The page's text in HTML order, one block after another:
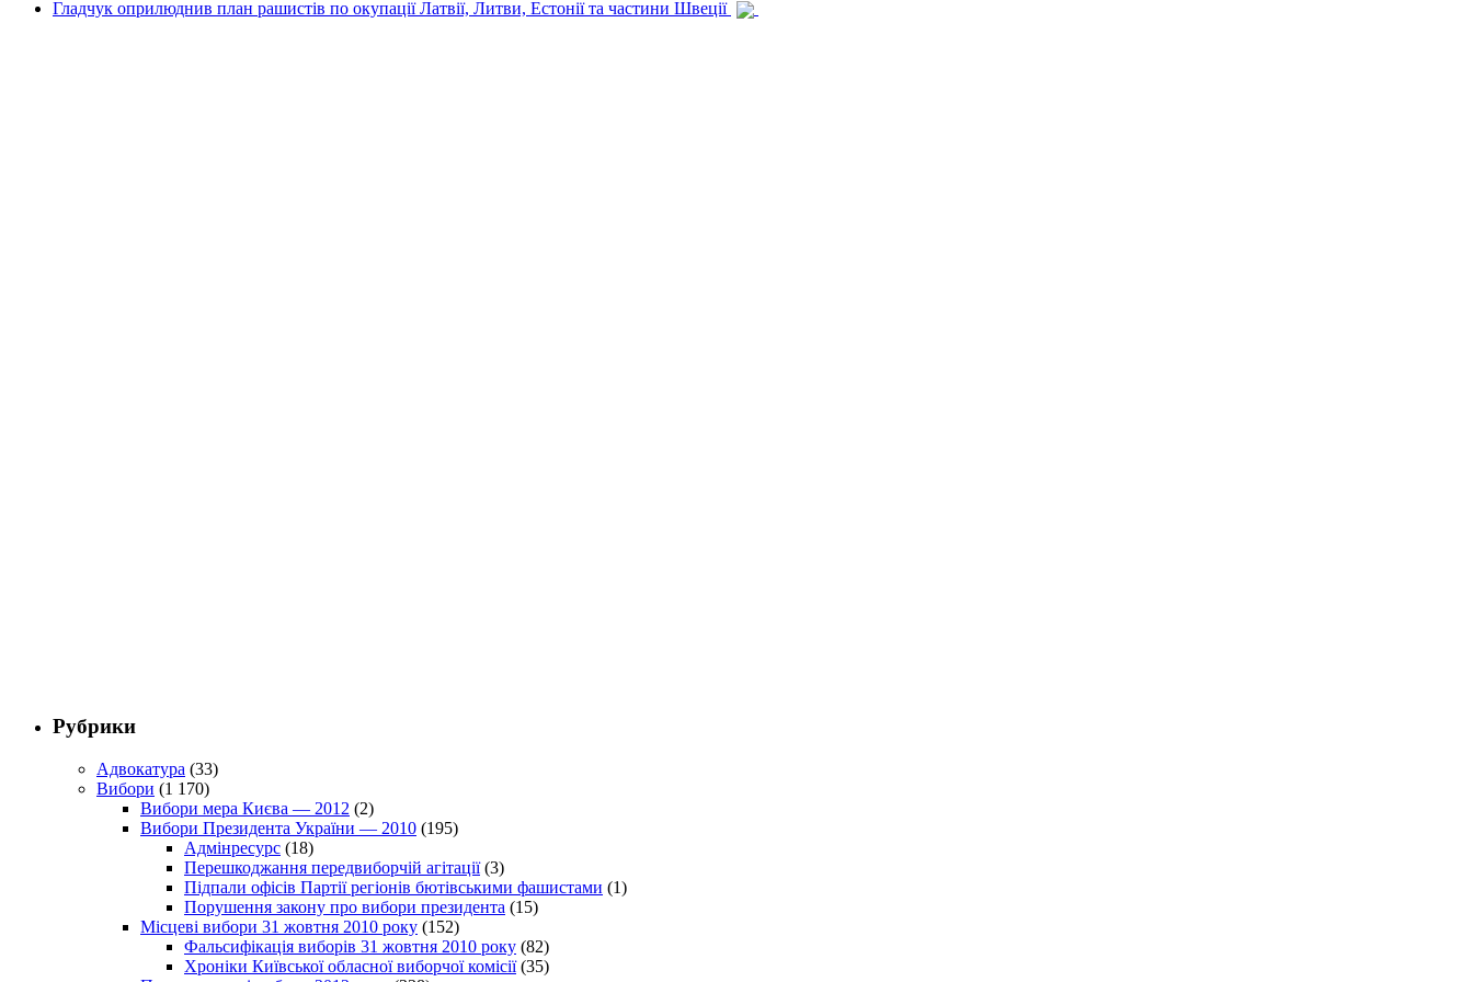
Гладчук оприлюднив план рашистів по окупації Латвії, Литви, Естонії та частини Швеції
Рубрики
Адвокатура (33)
Вибори (1 170)
Вибори мера Києва — 2012 (2)
Вибори Президента України — 2010 (195)
Адмінресурс (18)
Перешкоджання передвиборчій агітації(3)
Підпали офісів Партії регіонів бютівськими фашистами (1)
Порушення закону про вибори президента (15)
Місцеві вибори 31 жовтня 2010 року (152)
Фальсифікація виборів 31 жовтня 2010 року (82)
Хроніки Київської обласної виборчої комісії(35)